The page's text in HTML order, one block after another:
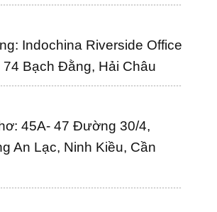
Indochina Riverside Office
74 Bạch Đằng, Hải Châu
45A- 47 Đường 30/4,
An Lạc, Ninh Kiều, Cần